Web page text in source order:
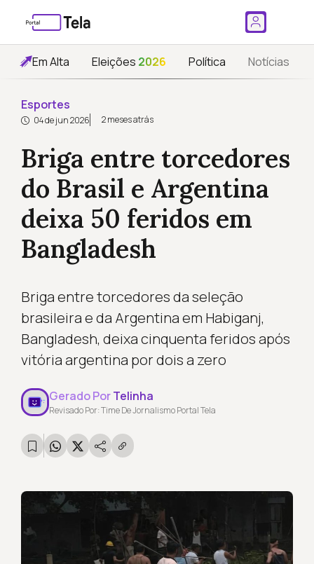
Em Alta Eleições 2026 Política Notícias
Esportes
04 de jun 2026 2 meses atrás
Briga entre torcedores
do Brasil e Argentina
deixa 50 feridos em
Bangladesh
Briga entre torcedores da seleção
brasileira e da Argentina em Habiganj,
Bangladesh, deixa cinquenta feridos após
vitória argentina por dois a zero
Gerado PorTelinha
Revisado Por: Time De Jornalismo Portal Tela